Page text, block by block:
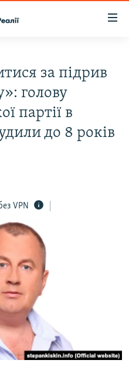
за підрив
голову
партії в
до 8 років
VPN